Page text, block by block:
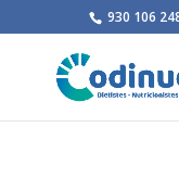
930 106